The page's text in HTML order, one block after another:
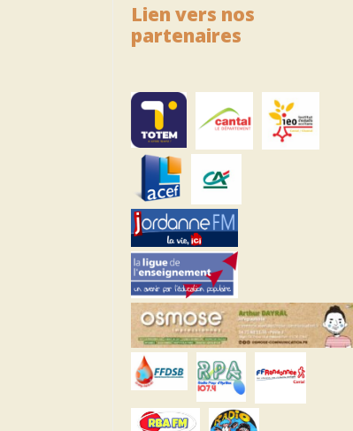
Lien vers nos
partenaires